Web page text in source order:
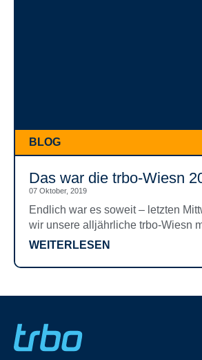
BLOG
Das war die trbo-Wiesn
07 Oktober, 2019
Endlich war es soweit – letzten
wir unsere alljährliche trbo-Wiesn
WEITERLESEN